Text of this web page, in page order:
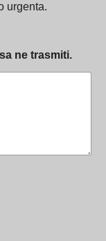
urgenta.
ne trasmiti.